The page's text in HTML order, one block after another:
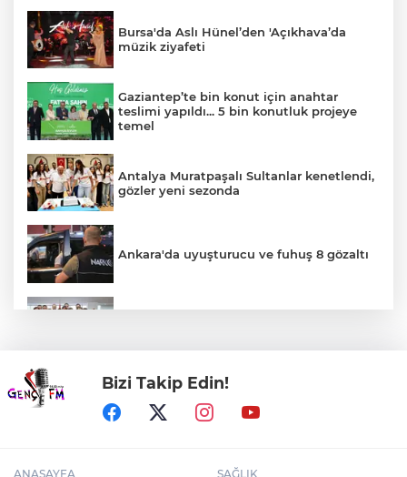
Bursa'da Aslı Hünel’den 'Açıkhava’da
müzik ziyafeti
Gaziantep’te bin konut için anahtar
teslimi yapıldı... 5 bin konutluk projeye
temel
Antalya Muratpaşalı Sultanlar kenetlendi,
gözler yeni sezonda
Ankara'da uyuşturucu ve fuhuş 8 gözaltı
Bursa Yıldırım'da çocuklar hem öğreniyor
hem eğleniyor
Bizi Takip Edin!
ANASAYFA SAĞLIK